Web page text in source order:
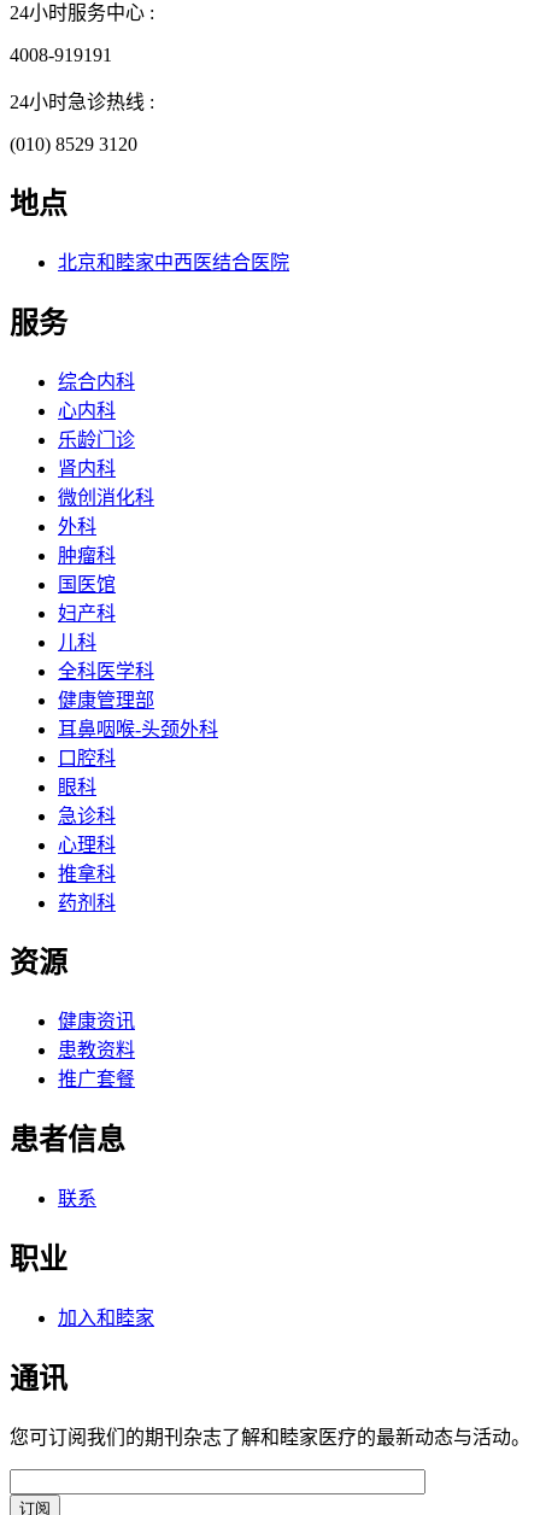
24小时服务中心 :
4008-919191
24小时急诊热线 :
(010) 8529 3120
地点
北京和睦家中西医结合医院
服务
综合内科
心内科
乐龄门诊
肾内科
微创消化科
外科
肿瘤科
国医馆
妇产科
儿科
全科医学科
健康管理部
耳鼻咽喉-头颈外科
口腔科
眼科
急诊科
心理科
推拿科
药剂科
资源
健康资讯
患教资料
推广套餐
患者信息
联系
职业
加入和睦家
通讯
您可订阅我们的期刊杂志了解和睦家医疗的最新动态与活动。